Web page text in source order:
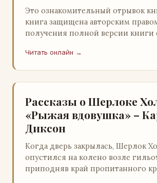
Это ознакомительный отрывок
книга защищена авторским
получения полной версии книги
легального ко…
Читать онлайн →
Рассказы о Шерлоке
«Рыжая вдовушка» –
Диксон
Когда дверь закрылась, Шерлок
опустился на колено возле
приподняв край пропитанного